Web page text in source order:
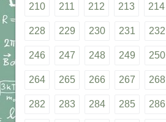
210 211 212 213 214
228 229 230 231 232
246 247 248 249 250
264 265 266 267 268
282 283 284 285 286